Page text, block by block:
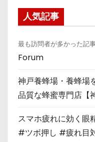
人気記事
最も訪問者が多かった記
Forum
神戸養蜂場・養蜂場
品質な蜂蜜専門店【
スマホ疲れに効く眼
#ツボ押し #疲れ目